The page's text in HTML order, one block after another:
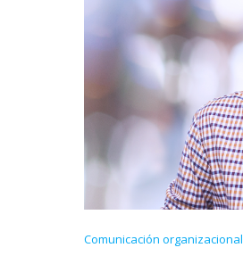
Comunicación organizacional